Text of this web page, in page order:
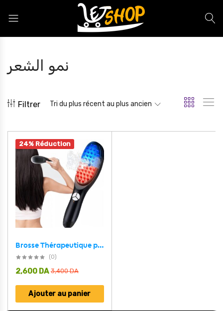
نمو الشعر
Filtrer Tri du plus récent au plus ancien
24% Réduction
Brosse Thérapeutique pour la Croissance des Cheveux – فرشاة حرارية علاجية
(0)
3,400DA
2,600 DA
Ajouter au panier